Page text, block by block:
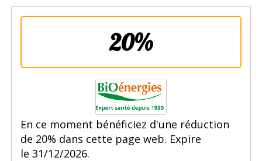
20%
En ce moment bénéficiez d'une réduction
de 20% dans cette page web. Expire
le 31/12/2026.